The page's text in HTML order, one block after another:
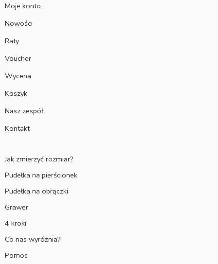
Moje konto
Nowości
Raty
Voucher
Wycena
Koszyk
Nasz zespół
Kontakt
Jak zmierzyć rozmiar?
Pudełka na pierścionek
Pudełka na obrączki
Grawer
4 kroki
Co nas wyróżnia?
Pomoc